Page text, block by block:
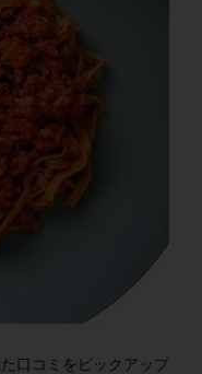
口コミをピックアップ